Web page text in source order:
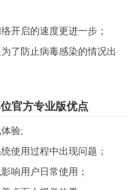
开启的速度更进一步；
了防止病毒感染的情况出
官方专业版优点
验;
使用过程中出现问题；
响用户日常使用；